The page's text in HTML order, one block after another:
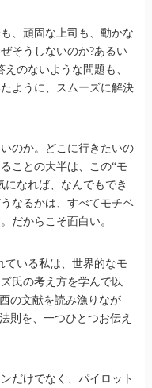
、頑固な上司も、動かな
そうしないのか?あるい
のないような問題も、
ように、スムーズに解決
のか。どこに行きたいの
ことの大半は、この“モ
になれば、なんでもでき
なるかは、すべてモチベ
だからこそ面白い。
ている私は、世界的なモ
氏の考え方を学んで以
の文献を読み漁りなが
則を、一つひとつお伝え
だけでなく、パイロット